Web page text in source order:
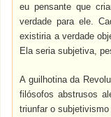
eu pensante que
verdade para ele.
existiria a verdade
Ela seria subjetiva,
A guilhotina da
filósofos abstrusos
triunfar o subjetivismo